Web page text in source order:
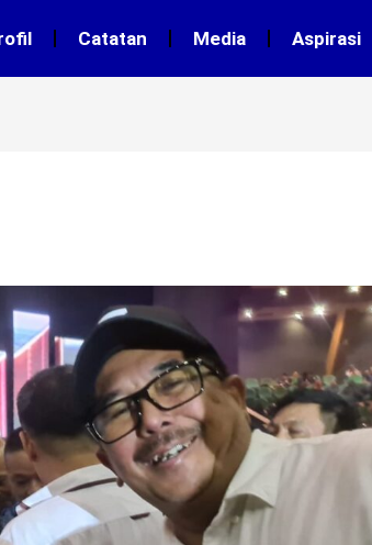
Catatan Media Aspirasi